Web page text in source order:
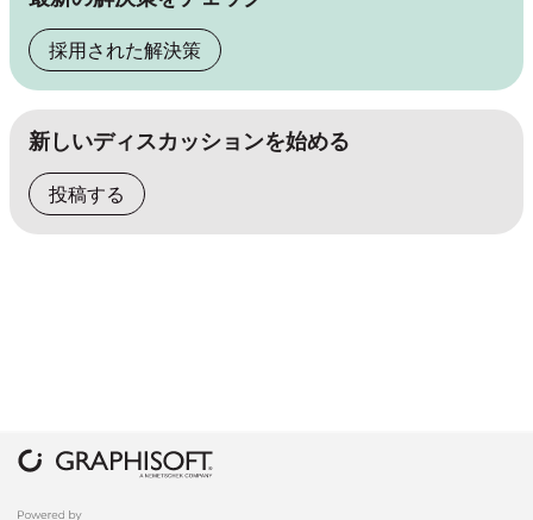
採用された解決策
新しいディスカッションを始める
投稿する